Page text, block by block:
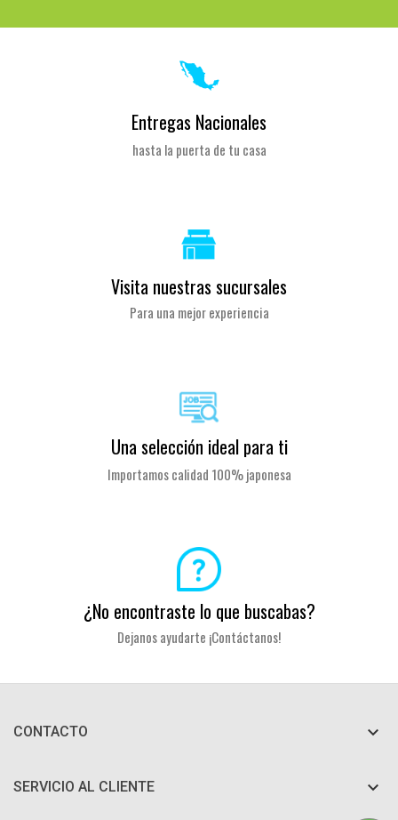
Entregas Nacionales
hasta la puerta de tu casa
Visita nuestras sucursales
Para una mejor experiencia
Una selección ideal para ti
Importamos calidad 100% japonesa
¿No encontraste lo que buscabas?
Dejanos ayudarte ¡Contáctanos!
CONTACTO 
SERVICIO AL CLIENTE 